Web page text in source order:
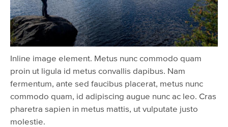
Inline image element. Metus nunc commodo quam
proin ut ligula id metus convallis dapibus. Nam
fermentum, ante sed faucibus placerat, metus nunc
commodo quam, id adipiscing augue nunc ac leo. Cras
pharetra sapien in metus mattis, ut vulputate justo
molestie.